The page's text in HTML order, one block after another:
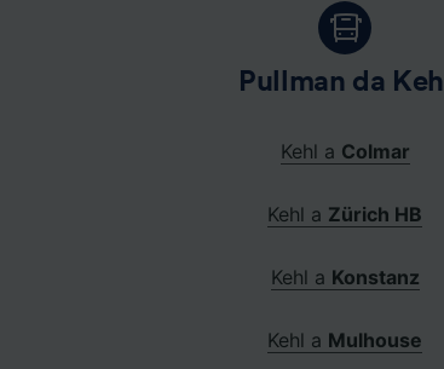
Pullman da Kehl
Kehl a Colmar
Kehl a Zürich HB
Kehl a Konstanz
Kehl a Mulhouse